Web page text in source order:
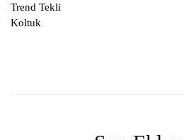
Trend Tekli
Koltuk